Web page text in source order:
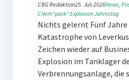
CBG Redaktion25. Juli 2026News,
Chem“park“ExplosionJahrestag
Nichts gelernt Fünf Jahre
Katastrophe von
Zeichen wieder auf
Explosion im Tanklager
Verbrennungsanlage, die